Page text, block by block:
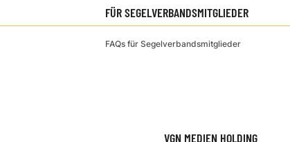
FÜR SEGELVERBANDSMITGLIEDER
FAQs für Segelverbandsmitglieder
VGN MEDIEN HOLDING